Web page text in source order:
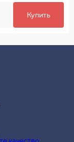
Купить